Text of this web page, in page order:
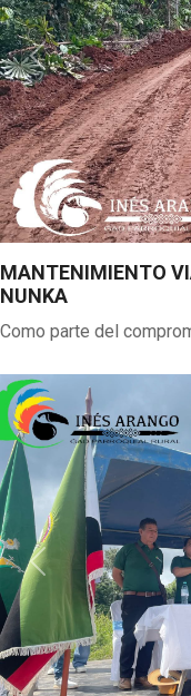
Previous
MANTENIMIENTO
NUNKA
Como parte del
Previous